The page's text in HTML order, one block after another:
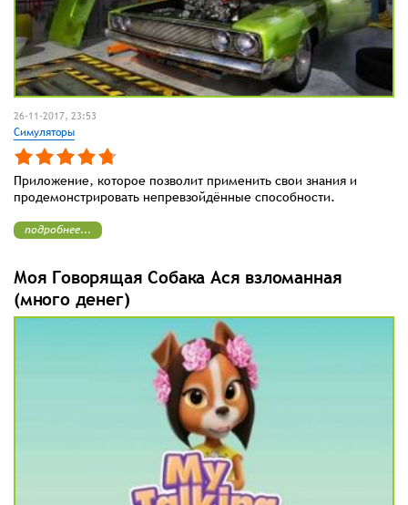
26-11-2017, 23:53
Симуляторы
Приложение, которое позволит применить свои знания и
продемонстрировать непревзойдённые способности.
подробнее...
Моя Говорящая Собака Ася взломанная
(много денег)